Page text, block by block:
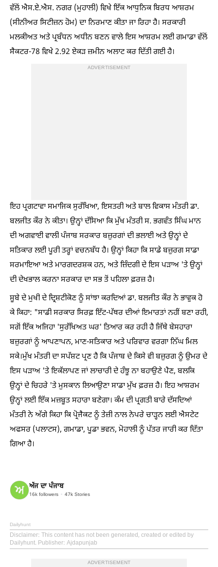
ਵੱਲੋਂ ਐਸ.ਏ.ਐਸ. ਨਗਰ (ਮੁਹਾਲੀ) ਵਿਖੇ ਇੱਕ ਆਧੁਨਿਕ ਬਿਰਧ ਆਸ਼ਰਮ
(ਸੀਨੀਅਰ ਸਿਟੀਜ਼ਨ ਹੋਮ) ਦਾ ਨਿਰਮਾਣ ਕੀਤਾ ਜਾ ਰਿਹਾ ਹੈ। ਸਰਕਾਰੀ
ਮਲਕੀਅਤ ਅਤੇ ਪ੍ਰਬੰਧਨ ਅਧੀਨ ਬਣਨ ਵਾਲੇ ਇਸ ਆਸ਼ਰਮ ਲਈ ਗਮਾਡਾ ਵੱਲੋਂ
ਸੈਕਟਰ-78 ਵਿਖੇ 2.92 ਏਕੜ ਜ਼ਮੀਨ ਅਲਾਟ ਕਰ ਦਿੱਤੀ ਗਈ ਹੈ।
ADVERTISEMENT
ਇਹ ਪ੍ਰਗਟਾਵਾ ਸਮਾਜਿਕ ਸੁਰੱਖਿਆ, ਇਸਤਰੀ ਅਤੇ ਬਾਲ ਵਿਕਾਸ ਮੰਤਰੀ ਡਾ.
ਬਲਜੀਤ ਕੌਰ ਨੇ ਕੀਤਾ। ਉਨ੍ਹਾਂ ਦੱਸਿਆ ਕਿ ਮੁੱਖ ਮੰਤਰੀ ਸ. ਭਗਵੰਤ ਸਿੰਘ ਮਾਨ
ਦੀ ਅਗਵਾਈ ਵਾਲੀ ਪੰਜਾਬ ਸਰਕਾਰ ਬਜ਼ੁਰਗਾਂ ਦੀ ਭਲਾਈ ਅਤੇ ਉਨ੍ਹਾਂ ਦੇ
ਸਤਿਕਾਰ ਲਈ ਪੂਰੀ ਤਰ੍ਹਾਂ ਵਚਨਬੱਧ ਹੈ। ਉਨ੍ਹਾਂ ਕਿਹਾ ਕਿ ਸਾਡੇ ਬਜ਼ੁਰਗ ਸਾਡਾ
ਸਰਮਾਇਆ ਅਤੇ ਮਾਰਗਦਰਸ਼ਕ ਹਨ, ਅਤੇ ਜ਼ਿੰਦਗੀ ਦੇ ਇਸ ਪੜਾਅ 'ਤੇ ਉਨ੍ਹਾਂ
ਦੀ ਦੇਖਭਾਲ ਕਰਨਾ ਸਰਕਾਰ ਦਾ ਸਭ ਤੋਂ ਪਹਿਲਾ ਫ਼ਰਜ਼ ਹੈ।
ਸੂਬੇ ਦੇ ਮੁਖੀ ਦੇ ਦ੍ਰਿਸ਼ਟੀਕੋਣ ਨੂੰ ਸਾਂਝਾ ਕਰਦਿਆਂ ਡਾ. ਬਲਜੀਤ ਕੌਰ ਨੇ ਭਾਵੁਕ ਹੋ
ਕੇ ਕਿਹਾ: "ਸਾਡੀ ਸਰਕਾਰ ਸਿਰਫ਼ ਇੱਟ-ਪੱਥਰ ਦੀਆਂ ਇਮਾਰਤਾਂ ਨਹੀਂ ਬਣਾ ਰਹੀ,
ਸਗੋਂ ਇੱਕ ਅਜਿਹਾ 'ਸੁਰੱਖਿਅਤ ਘਰ' ਤਿਆਰ ਕਰ ਰਹੀ ਹੈ ਜਿੱਥੇ ਬੇਸਹਾਰਾ
ਬਜ਼ੁਰਗਾਂ ਨੂੰ ਆਪਣਾਪਨ, ਮਾਣ-ਸਤਿਕਾਰ ਅਤੇ ਪਰਿਵਾਰ ਵਰਗਾ ਨਿੱਘ ਮਿਲ
ਸਕੇ।ਮੁੱਖ ਮੰਤਰੀ ਦਾ ਸਪੱਸ਼ਟ ਪ੍ਰਣ ਹੈ ਕਿ ਪੰਜਾਬ ਦੇ ਕਿਸੇ ਵੀ ਬਜ਼ੁਰਗ ਨੂੰ ਉਮਰ ਦੇ
ਇਸ ਪੜਾਅ 'ਤੇ ਇਕੱਲਾਪਣ ਜਾਂ ਲਾਚਾਰੀ ਦੇ ਹੰਝੂ ਨਾ ਬਹਾਉਣੇ ਪੈਣ, ਬਲਕਿ
ਉਨ੍ਹਾਂ ਦੇ ਚਿਹਰੇ 'ਤੇ ਮੁਸਕਾਨ ਲਿਆਉਣਾ ਸਾਡਾ ਮੁੱਖ ਫ਼ਰਜ਼ ਹੈ। ਇਹ ਆਸ਼ਰਮ
ਉਨ੍ਹਾਂ ਲਈ ਇੱਕ ਮਜ਼ਬੂਤ ਸਹਾਰਾ ਬਣੇਗਾ। ਕੰਮ ਦੀ ਪ੍ਰਗਤੀ ਬਾਰੇ ਦੱਸਦਿਆਂ
ਮੰਤਰੀ ਨੇ ਅੱਗੇ ਕਿਹਾ ਕਿ ਪ੍ਰੋਜੈਕਟ ਨੂੰ ਤੇਜ਼ੀ ਨਾਲ ਨੇਪਰੇ ਚਾੜ੍ਹਨ ਲਈ ਐਸਟੇਟ
ਅਫਸਰ (ਪਲਾਟਸ), ਗਮਾਡਾ, ਪੂਡਾ ਭਵਨ, ਮੋਹਾਲੀ ਨੂੰ ਪੱਤਰ ਜਾਰੀ ਕਰ ਦਿੱਤਾ
ਗਿਆ ਹੈ।
ਅੱਜ ਦਾ ਪੰਜਾਬ
16k followers 47k Stories
Dailyhunt
Disclaimer: This content has not been generated, created or edited by
Dailyhunt. Publisher: Ajdapunjab
ADVERTISEMENT